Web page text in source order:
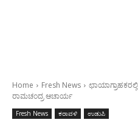
Home Fresh News
ರಾಮಚಂದ್ರ ಆಚಾರ್ಯ
Fresh News ಕರಾವಳಿ ಉಡುಪಿ